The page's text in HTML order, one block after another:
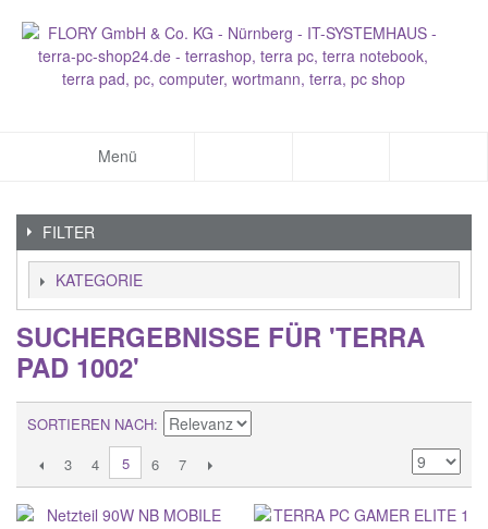
Menü
FILTER
KATEGORIE
SUCHERGEBNISSE FÜR 'TERRA
PAD 1002'
SORTIEREN NACH
3
4 5 6 7